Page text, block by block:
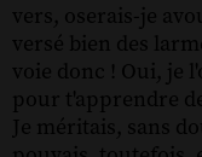
vers, oserais-je
versé bien des
voie donc ! Oui, je
pour t'apprendre
Je méritais, sans